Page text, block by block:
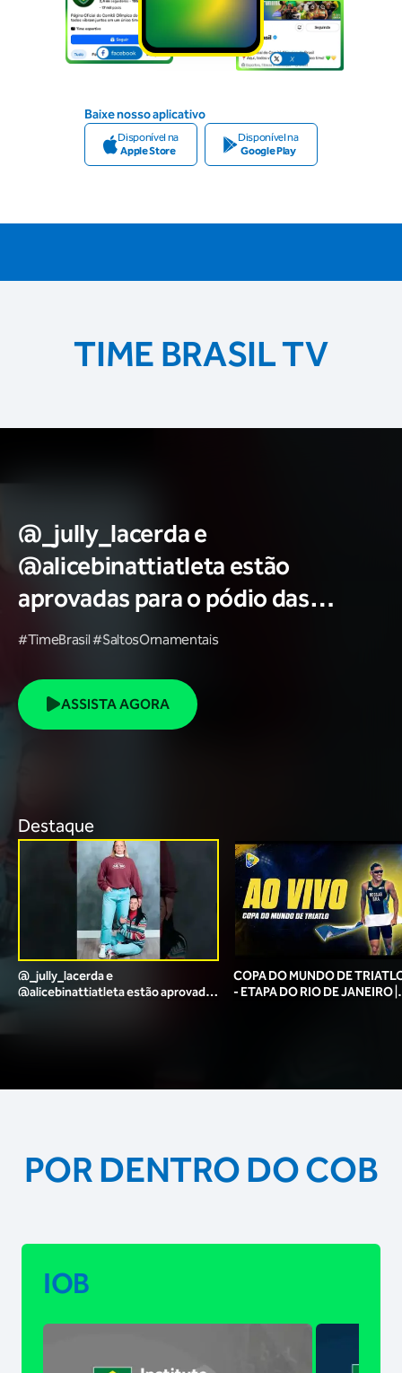
Baixe nosso aplicativo
Disponível na
Apple Store
Disponível na
Google Play
TIME BRASIL TV
@_jully_lacerda​ e
@alicebinattiatleta​ estão
aprovadas para o pódio das
poses? 🥇✨
#TimeBrasil #SaltosOrnamentais
ASSISTA AGORA
Destaque
@_jully_lacerda​ e
@alicebinattiatleta​ estão aprovadas
COPA DO MUNDO DE
- ETAPA DO RIO DE JANEIRO |
POR DENTRO DO COB
IOB